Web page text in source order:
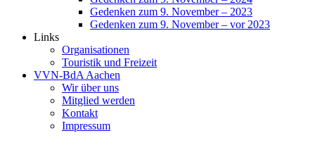
Gedenken zum 9. November – 2023
Gedenken zum 9. November – vor 2023
Links
Organisationen
Touristik und Freizeit
VVN-BdA Aachen
Wir über uns
Mitglied werden
Kontakt
Impressum